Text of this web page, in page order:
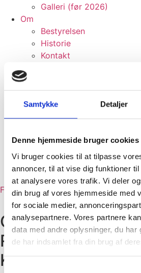
Samtykke Detaljer
Denne hjemmeside bruger cookies
Vi bruger cookies til at tilpasse
annoncer, til at vise dig funktioner
at analysere vores trafik. Vi deler
din brug af vores hjemmeside med
for sociale medier,
analysepartnere. Vores partnere
data med andre oplysninger, du har
de har indsamlet fra din brug af
Galleri (før 2026)
Om
Bestyrelsen
Historie
Kontakt
Nyheder
Bliv frivillig
Bliv medlem
Årets Plakat
Sponsorer
Bliv sponsor
Medie
2026
Galleri (før 2026)
Facebook Instagram Linkedin Tiktok
Glæde og Farverig
Karolinelund